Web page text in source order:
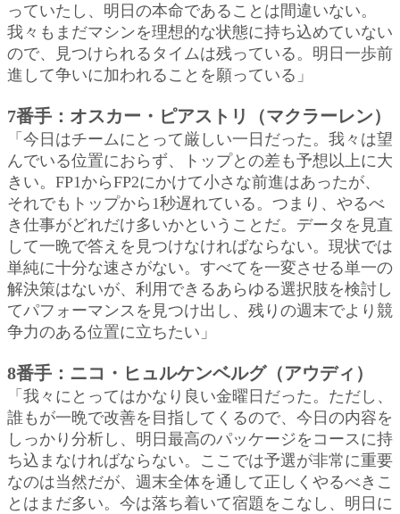
っていたし、明日の本命であることは間違いない。
我々もまだマシンを理想的な状態に持ち込めていない
ので、見つけられるタイムは残っている。明日一歩前
進して争いに加われることを願っている」
7番手：オスカー・ピアストリ（マクラーレン）
「今日はチームにとって厳しい一日だった。我々は望
んでいる位置におらず、トップとの差も予想以上に大
きい。FP1からFP2にかけて小さな前進はあったが、
それでもトップから1秒遅れている。つまり、やるべ
き仕事がどれだけ多いかということだ。データを見直
して一晩で答えを見つけなければならない。現状では
単純に十分な速さがない。すべてを一変させる単一の
解決策はないが、利用できるあらゆる選択肢を検討し
てパフォーマンスを見つけ出し、残りの週末でより競
争力のある位置に立ちたい」
8番手：ニコ・ヒュルケンベルグ（アウディ）
「我々にとってはかなり良い金曜日だった。ただし、
誰もが一晩で改善を目指してくるので、今日の内容を
しっかり分析し、明日最高のパッケージをコースに持
ち込まなければならない。ここでは予選が非常に重要
なのは当然だが、週末全体を通して正しくやるべきこ
とはまだ多い。今は落ち着いて宿題をこなし、明日に